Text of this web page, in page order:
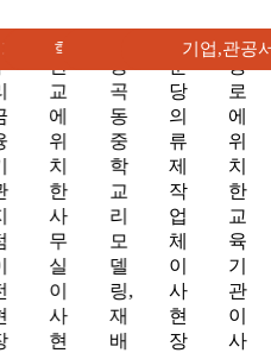
서이전
기업,관공서이전
판
교
에
위
치
한
사
무
실
이
사
현
학교,교육기관이전
중
곡
동
중
학
교
리
모
델
링,
재
배
기업,관공서이전
분
당
의
류
제
작
업
체
이
사
현
장
기업,관공
종
로
에
위
치
한
교
육
기
관
이
사